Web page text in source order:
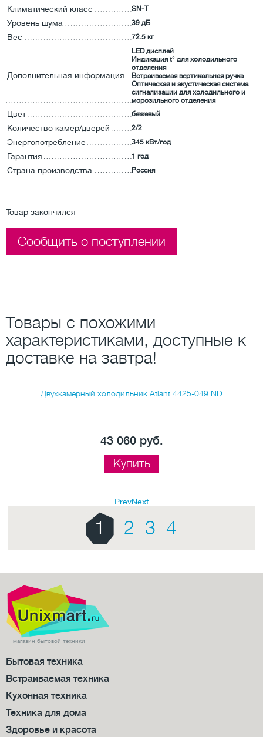
Климатический класс SN-T
Уровень шума 39 дБ
Вес 72.5 кг
Дополнительная информация
LED дисплей
Индикация t° для холодильного
отделения
Встраиваемая вертикальная ручка
Оптическая и акустическая система
сигнализации для холодильного и
морозильного отделения
Цвет бежевый
Количество камер/дверей 2/2
Энергопотребление 345 кВт/год
Гарантия 1 год
Страна производства Россия
Товар закончился
Сообщить о поступлении
Товары с похожими
характеристиками, доступные к
доставке на завтра!
Двухкамерный холодильник Atlant 4425-049 ND
43 060 руб.
Купить
PrevNext
1 2 3 4
магазин бытовой техники
Бытовая техника
Встраиваемая техника
Кухонная техника
Техника для дома
Здоровье и красота